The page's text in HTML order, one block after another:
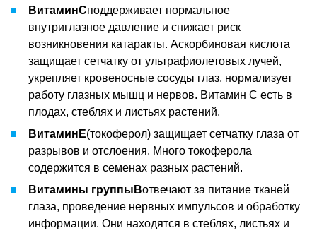
ВитаминCподдерживает нормальное
внутриглазное давление и снижает риск
возникновения катаракты. Аскорбиновая кислота
защищает сетчатку от ультрафиолетовых лучей,
укрепляет кровеносные сосуды глаз, нормализует
работу глазных мышц и нервов. Витамин C есть в
плодах, стеблях и листьях растений.
Витамин E(токоферол) защищает сетчатку глаза от
разрывов и отслоения. Много токоферола
содержится в семенах разных растений.
Витамины группы Bотвечают за питание тканей
глаза, проведение нервных импульсов и обработку
информации. Они находятся в стеблях, листьях и